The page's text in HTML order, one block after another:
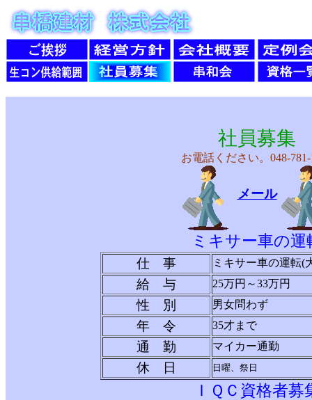
社員募集
お電話ください。048-781-
メール
ミキサー車の運
仕 事 ミキサー車の運転(
給 与 25万円～33万円
性 別 男女問わず
年 令 35才まで
通 勤 マイカー通勤
休 日 日曜、祭日
ＩＱＣ資格者募